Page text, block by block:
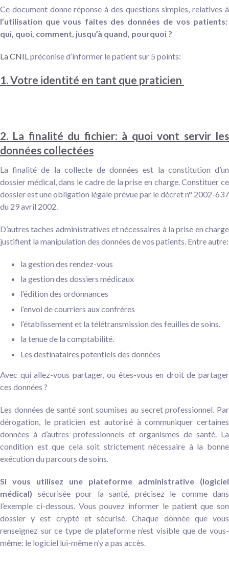
Ce document donne réponse à des questions simples, relatives à
l’utilisation que vous faites des données de vos patients:
qui, quoi, comment, jusqu’à quand, pourquoi ?
La CNIL préconise d’informer le patient sur 5 points:
1. Votre identité en tant que praticien
2. La finalité du fichier: à quoi vont servir les
données collectées
La finalité de la collecte de données est la constitution d’un
dossier médical, dans le cadre de la prise en charge. Constituer ce
dossier est une obligation légale prévue par ledécret n° 2002-637
du 29 avril 2002
D’autres taches administratives et nécessaires à la prise en charge
justifient la manipulation des données de vos patients. Entre autre:
la gestion des rendez-vous
la gestion des dossiers médicaux
l’édition des ordonnances
l’envoi de courriers aux confrères
l’établissement et la télétransmission des feuilles de soins.
la tenue de la comptabilité.
Les destinataires potentiels des données
Avec qui allez-vous partager, ou êtes-vous en droit de partager
ces données ?
Les données de santé sont soumises au secret professionnel. Par
dérogation, le praticien est autorisé à communiquer certaines
données à d’autres professionnels et organismes de santé. La
condition est que cela soit strictement nécessaire à la bonne
exécution du parcours de soins.
Si vous utilisez une plateforme administrative (logiciel
médical) sécurisée pour la santé, précisez le comme dans
l’exemple ci-dessous. Vous pouvez informer le patient que son
dossier y est crypté et sécurisé. Chaque donnée que vous
renseignez sur ce type de plateforme n’est visible que de vous-
même: le logiciel lui-même n’y a pas accès.